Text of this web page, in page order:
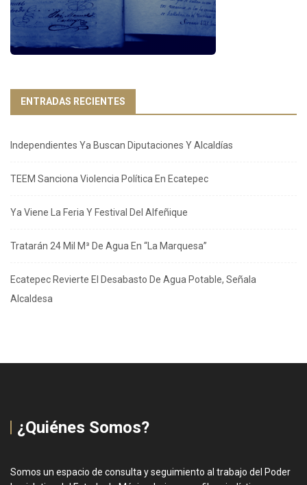
ENTRADAS RECIENTES
Independientes Ya Buscan Diputaciones Y Alcaldías
TEEM Sanciona Violencia Política En Ecatepec
Ya Viene La Feria Y Festival Del Alfeñique
Tratarán 24 Mil M³ De Agua En “La Marquesa”
Ecatepec Revierte El Desabasto De Agua Potable, Señala
Alcaldesa
¿Quiénes Somos?
Somos un espacio de consulta y seguimiento al trabajo del Poder